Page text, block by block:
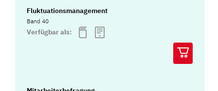
Fluktuationsmanagement
Band 40
Verfügbar als: